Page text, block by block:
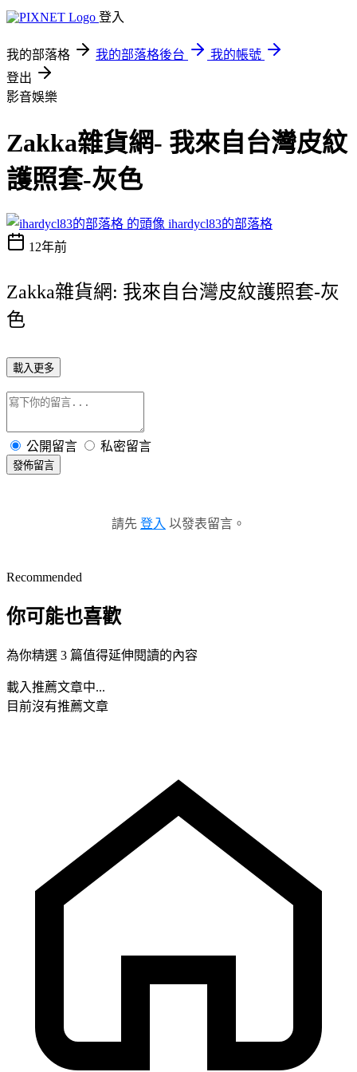
登入
我的部落格 我的部落格後台
我的帳號
登出
影音娛樂
Zakka雜貨網- 我來自台灣皮紋
護照套-灰色
ihardycl83的部落格
12年前
Zakka雜貨網: 我來自台灣皮紋護照套-灰
色
載入更多
公開留言 私密留言
發佈留言
請先 登入 以發表留言。
Recommended
你可能也喜歡
為你精選 3 篇值得延伸閱讀的內容
載入推薦文章中...
目前沒有推薦文章